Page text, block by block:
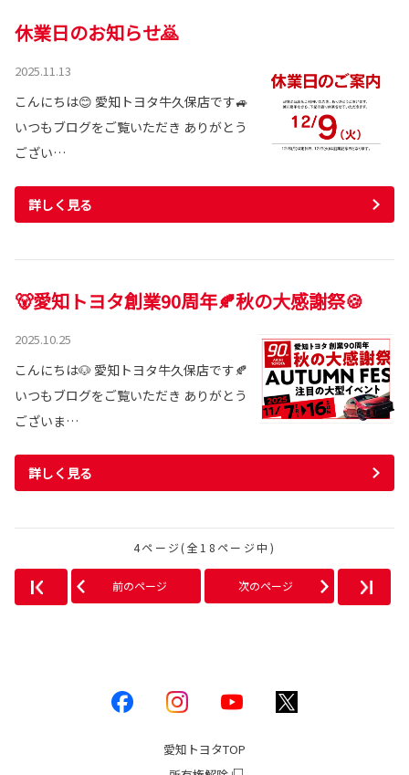
休業日のお知らせ🙇
2025.11.13
こんにちは😊 愛知トヨタ牛久保店です🚙
いつもブログをご覧いただき ありがとう
ござい…
詳しく見る
🐻愛知トヨタ創業90周年🍂秋の大感謝祭🍪
2025.10.25
こんにちは🐶 愛知トヨタ牛久保店です🍂
いつもブログをご覧いただき ありがとう
ございま…
詳しく見る
4ページ(全18ページ中)
前のページ 次のページ
愛知トヨタTOP